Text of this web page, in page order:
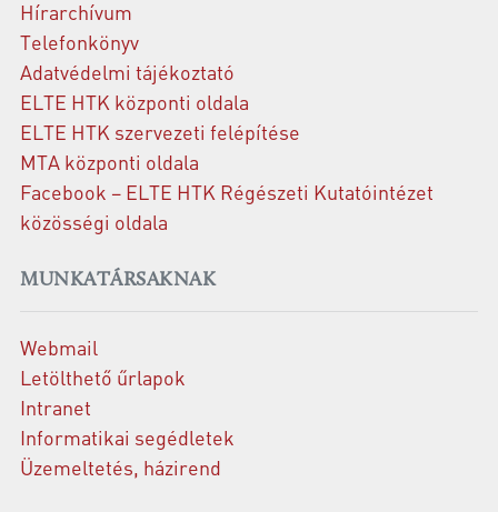
Hírarchívum
Telefonkönyv
Adatvédelmi tájékoztató
ELTE HTK központi oldala
ELTE HTK szervezeti felépítése
MTA központi oldala
Facebook – ELTE HTK Régészeti Kutatóintézet
közösségi oldala
MUNKATÁRSAKNAK
Webmail
Letölthető űrlapok
Intranet
Informatikai segédletek
Üzemeltetés, házirend